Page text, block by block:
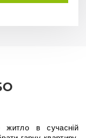
житло в сучасній